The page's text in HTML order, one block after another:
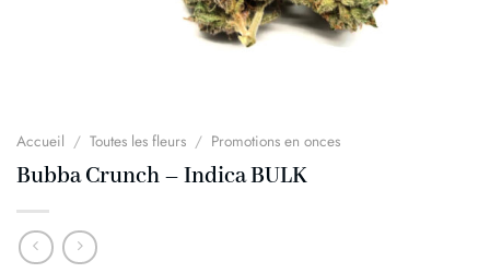
Accueil / Toutes les fleurs / Promotions en onces
Bubba Crunch – Indica BULK